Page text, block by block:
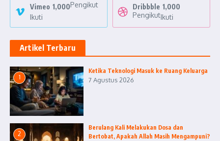
Vimeo 1,000Pengikut
Ikuti
Dribbble 1,000
PengikutIkuti
Artikel Terbaru
1
Ketika Teknologi Masuk ke Ruang Keluarga
7 Agustus 2026
2
Berulang Kali Melakukan Dosa dan
Bertobat, Apakah Allah Masih Mengampuni?